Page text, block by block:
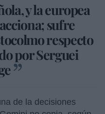
y la europea
sufre
respecto
por Serguei
de la decisiones